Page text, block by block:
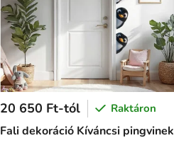
Fali dekoráció Kíváncsi pingvinek
20 650 Ft-tól Raktáron